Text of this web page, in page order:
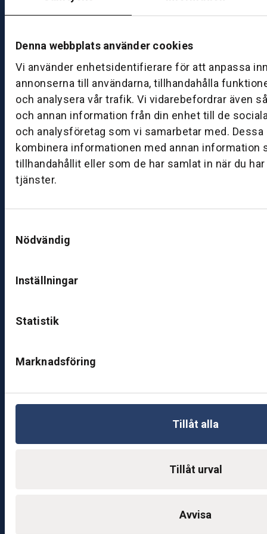
Denna webbplats använder cookies
Vi använder enhetsidentifierare för att anpassa
annonserna till användarna, tillhandahålla
och analysera vår trafik. Vi vidarebefordrar även
och annan information från din enhet till de
och analysföretag som vi samarbetar med. Dessa
kombinera informationen med annan information
tillhandahållit eller som de har samlat in när du
tjänster.
Nödvändig
Inställningar
Statistik
Marknadsföring
Tillåt alla
Tillåt urval
Avvisa
p
p
ti
d
e
r
V
e
rk
M
a
fr
a
0
8: